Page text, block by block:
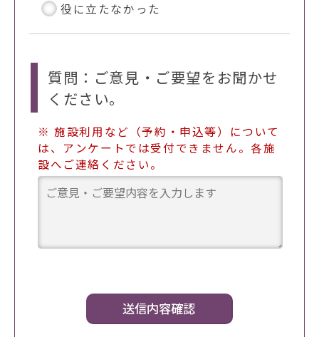
役に立たなかった
質問：ご意見・ご要望をお聞かせ
ください。
※ 施設利用など（予約・申込等）について
は、アンケートでは受付できません。各施
設へご連絡ください。